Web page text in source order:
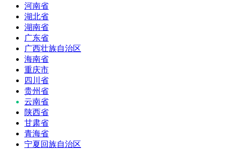
河南省
湖北省
湖南省
广东省
广西壮族自治区
海南省
重庆市
四川省
贵州省
云南省
陕西省
甘肃省
青海省
宁夏回族自治区